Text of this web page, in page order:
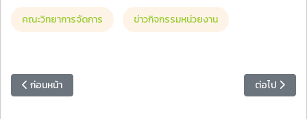
คณะวิทยาการจัดการ ข่าวกิจกรรมหน่วยงาน
เนื้อหาก่อนหน้า: มหาวิทยาลัยราชภัฏหมู่บ้านจอมบึง ลงนามความร่วมมือ
ก่อนหน้า เนื้อหาถัดไป
ต่อไป